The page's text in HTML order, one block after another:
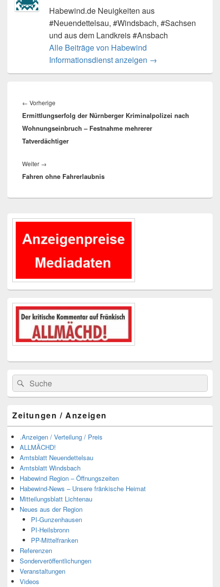
Habewind.de Neuigkeiten aus
#Neuendettelsau, #Windsbach, #Sachsen
und aus dem Landkreis #Ansbach
Alle Beiträge von Habewind
Informationsdienst anzeigen →
← Vorherige
Beitrag:
Ermittlungserfolg der Nürnberger Kriminalpolizei nach
Wohnungseinbruch – Festnahme mehrerer
Tatverdächtiger
Weiter →
Beitrag:
Fahren ohne Fahrerlaubnis
Primärer
Widgetbereich
Suchen
nach:
Suchen
Zeitungen / Anzeigen
.Anzeigen / Verteilung / Preis
ALLMÄCHD!
Amtsblatt Neuendettelsau
Amtsblatt Windsbach
Habewind Region – Öffnungszeiten
Habewind-News – Unsere fränkische Heimat
Mitteilungsblatt Lichtenau
Neues aus der Region
PI-Gunzenhausen
PI-Heilsbronn
PP-Mittelfranken
Referenzen
Sonderveröffentlichungen
Veranstaltungen
Videos